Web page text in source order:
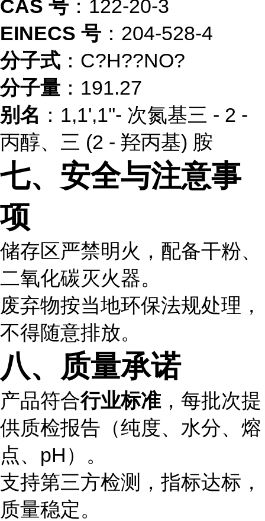
CAS 号 ：122-20-3
EINECS 号 ：204-528-4
分子式 ：C?H??NO?
分子量 ：191.27
别名 ：1,1',1''- 次氮基三 - 2 -
丙醇、三 (2 - 羟丙基) 胺
七、安全与注意事
项
储存区严禁明火，配备干粉、
二氧化碳灭火器。
废弃物按当地环保法规处理，
不得随意排放。
八、质量承诺
产品符合行业标准，每批次提
供质检报告（纯度、水分、熔
点、pH）。
支持第三方检测，指标达标，
质量稳定。